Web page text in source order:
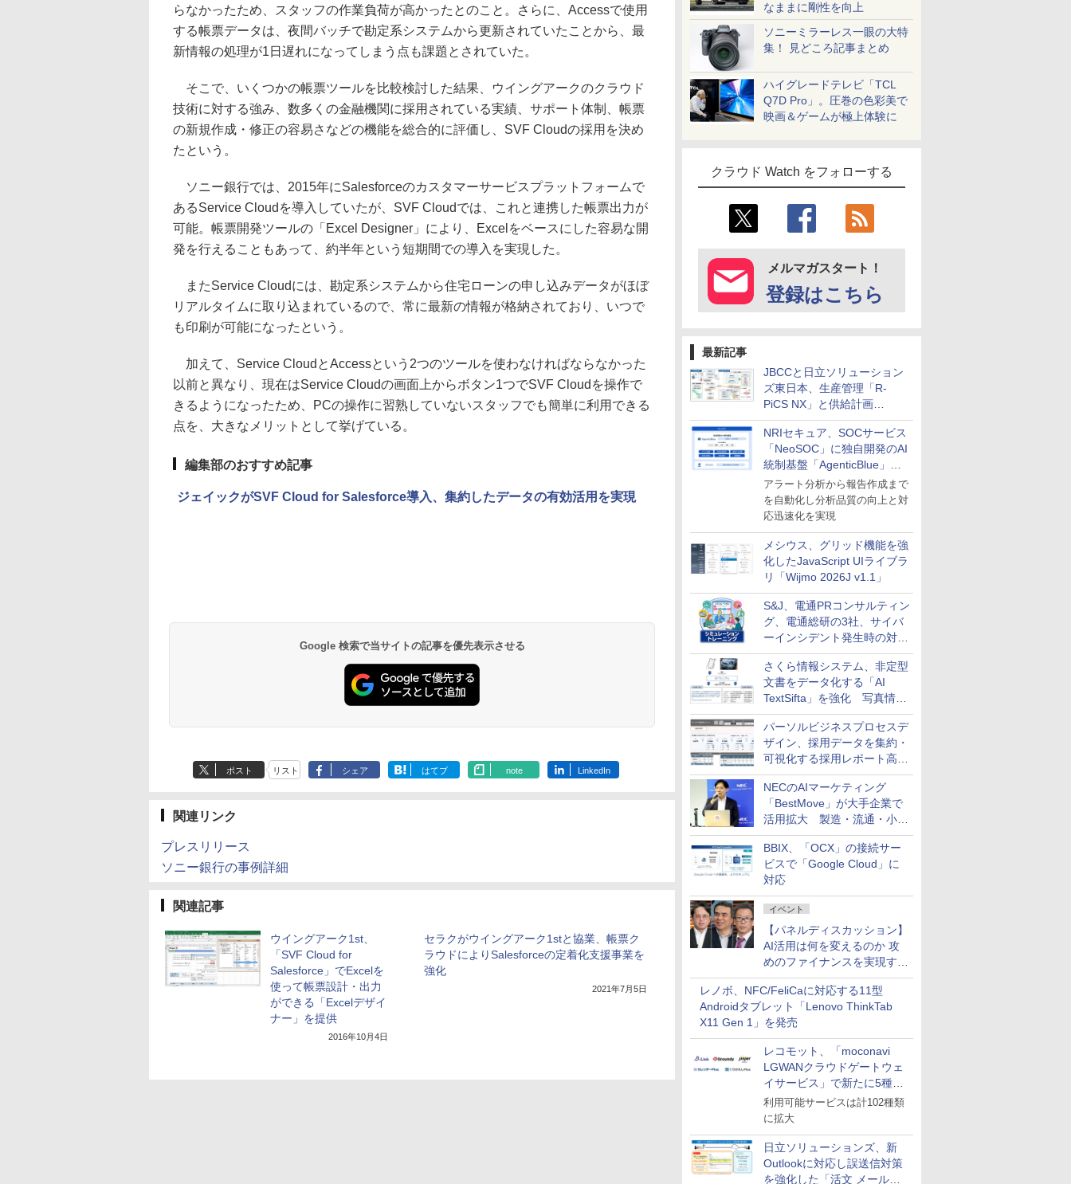
なままに剛性を向上
ソニーミラーレス一眼の大特
集！ 見どころ記事まとめ
ハイグレードテレビ「TCL
Q7D Pro」。圧巻の色彩美で
映画＆ゲームが極上体験に
クラウド Watch をフォローする
メルマガスタート！
登録はこちら
最新記事
JBCCと日立ソリューション
ズ東日本、生産管理「R-
PiCS NX」と供給計画
「scSQUARE ISP」の連携サ
ービスを提供開始
NRIセキュア、SOCサービス
「NeoSOC」に独自開発のAI
統制基盤「AgenticBlue」を
導入
アラート分析から報告作成まで
を自動化し分析品質の向上と対
応迅速化を実現
メシウス、グリッド機能を強
化したJavaScript UIライブラ
リ「Wijmo 2026J v1.1」
S&J、電通PRコンサルティン
グ、電通総研の3社、サイバ
ーインシデント発生時の対応
と危機管理広報を一体的に訓
練するプログラムを提供
さくら情報システム、非定型
文書をデータ化する「AI
TextSifta」を強化 写真情報
のデータ化などに対応
パーソルビジネスプロセスデ
ザイン、採用データを集約・
可視化する採用レポート高速
化サービスを提供
NECのAIマーケティング
「BestMove」が大手企業で
活用拡大 製造・流通・小売
企業・広告代理店などが実装
フェーズへ
BBIX、「OCX」の接続サー
ビスで「Google Cloud」に
対応
イベント
【パネルディスカッション】
AI活用は何を変えるのか 攻
めのファイナンスを実現する
業務設計とマインドセット変
革
レノボ、NFC/FeliCaに対応する11型
Androidタブレット「Lenovo ThinkTab
X11 Gen 1」を発売
レコモット、「moconavi
LGWANクラウドゲートウェ
イサービス」で新たに5種類
のサービスと連携開始
利用可能サービスは計102種類
に拡大
日立ソリューションズ、新
Outlookに対応し誤送信対策
を強化した「活文 メール誤
らなかったため、スタッフの作業負荷が高かったとのこと。さらに、Accessで使用
する帳票データは、夜間バッチで勘定系システムから更新されていたことから、最
新情報の処理が1日遅れになってしまう点も課題とされていた。
そこで、いくつかの帳票ツールを比較検討した結果、ウイングアークのクラウド
技術に対する強み、数多くの金融機関に採用されている実績、サポート体制、帳票
の新規作成・修正の容易さなどの機能を総合的に評価し、SVF Cloudの採用を決め
たという。
ソニー銀行では、2015年にSalesforceのカスタマーサービスプラットフォームで
あるService Cloudを導入していたが、SVF Cloudでは、これと連携した帳票出力が
可能。帳票開発ツールの「Excel Designer」により、Excelをベースにした容易な開
発を行えることもあって、約半年という短期間での導入を実現した。
またService Cloudには、勘定系システムから住宅ローンの申し込みデータがほぼ
リアルタイムに取り込まれているので、常に最新の情報が格納されており、いつで
も印刷が可能になったという。
加えて、Service CloudとAccessという2つのツールを使わなければならなかった
以前と異なり、現在はService Cloudの画面上からボタン1つでSVF Cloudを操作で
きるようになったため、PCの操作に習熟していないスタッフでも簡単に利用できる
点を、大きなメリットとして挙げている。
編集部のおすすめ記事
ジェイックがSVF Cloud for Salesforce導入、集約したデータの有効活用を実現
Google 検索で当サイトの記事を優先表示させる
ポスト リスト シェア はてブ note LinkedIn
関連リンク
プレスリリース
ソニー銀行の事例詳細
関連記事
ウイングアーク1st、
「SVF Cloud for
Salesforce」でExcelを
使って帳票設計・出力
ができる「Excelデザイ
ナー」を提供
2016年10月4日
セラクがウイングアーク1stと協業、帳票ク
ラウドによりSalesforceの定着化支援事業を
強化
2021年7月5日